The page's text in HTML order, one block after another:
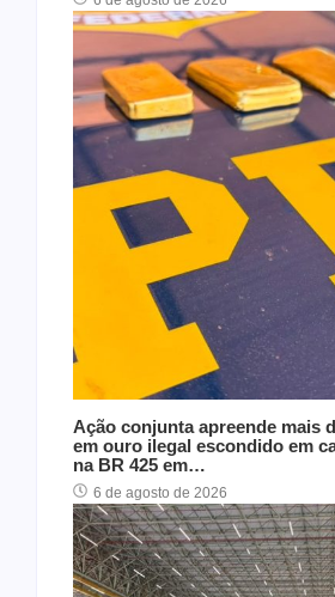
Ação conjunta apreende mais
em ouro ilegal escondido em
na BR 425 em…
6 de agosto de 2026